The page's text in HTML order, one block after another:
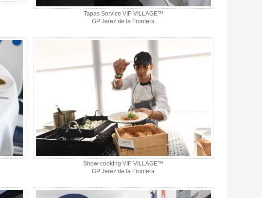
Tapas Service VIP VILLAGE™
GP Jerez de la Frontera
Show-cooking VIP VILLAGE™
GP Jerez de la Frontera